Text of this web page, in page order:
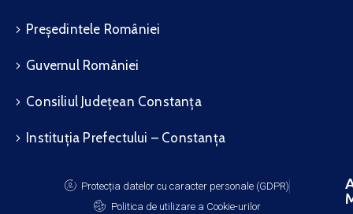
Președintele României
Guvernul României
Consiliul Județean Constanța
Instituția Prefectului – Constanța
Protecția datelor cu caracter personale (GDPR)
Politica de utilizare a Cookie-urilor